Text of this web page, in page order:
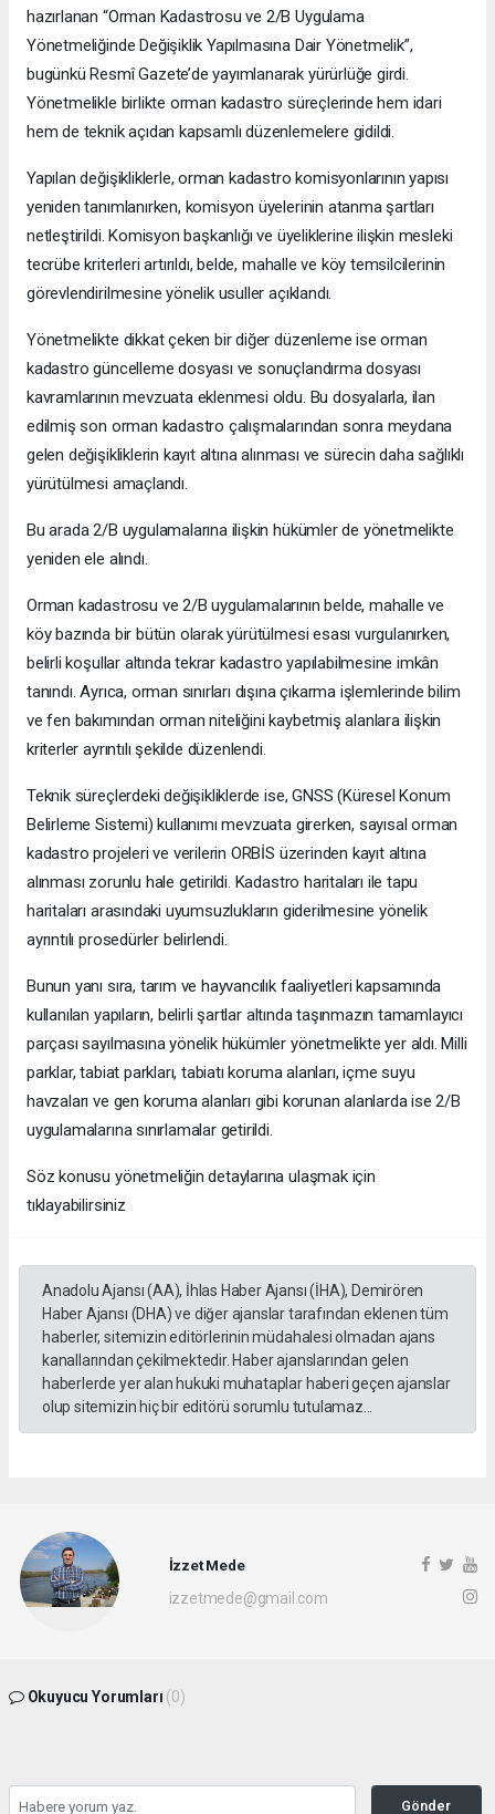
hazırlanan “Orman Kadastrosu ve 2/B Uygulama
Yönetmeliğinde Değişiklik Yapılmasına Dair Yönetmelik”,
bugünkü Resmî Gazete’de yayımlanarak yürürlüğe girdi.
Yönetmelikle birlikte orman kadastro süreçlerinde hem idari
hem de teknik açıdan kapsamlı düzenlemelere gidildi.
Yapılan değişikliklerle, orman kadastro komisyonlarının yapısı
yeniden tanımlanırken, komisyon üyelerinin atanma şartları
netleştirildi. Komisyon başkanlığı ve üyeliklerine ilişkin mesleki
tecrübe kriterleri artırıldı, belde, mahalle ve köy temsilcilerinin
görevlendirilmesine yönelik usuller açıklandı.
Yönetmelikte dikkat çeken bir diğer düzenleme ise orman
kadastro güncelleme dosyası ve sonuçlandırma dosyası
kavramlarının mevzuata eklenmesi oldu. Bu dosyalarla, ilan
edilmiş son orman kadastro çalışmalarından sonra meydana
gelen değişikliklerin kayıt altına alınması ve sürecin daha sağlıklı
yürütülmesi amaçlandı.
Bu arada 2/B uygulamalarına ilişkin hükümler de yönetmelikte
yeniden ele alındı.
Orman kadastrosu ve 2/B uygulamalarının belde, mahalle ve
köy bazında bir bütün olarak yürütülmesi esası vurgulanırken,
belirli koşullar altında tekrar kadastro yapılabilmesine imkân
tanındı. Ayrıca, orman sınırları dışına çıkarma işlemlerinde bilim
ve fen bakımından orman niteliğini kaybetmiş alanlara ilişkin
kriterler ayrıntılı şekilde düzenlendi.
Teknik süreçlerdeki değişikliklerde ise, GNSS (Küresel Konum
Belirleme Sistemi) kullanımı mevzuata girerken, sayısal orman
kadastro projeleri ve verilerin ORBİS üzerinden kayıt altına
alınması zorunlu hale getirildi. Kadastro haritaları ile tapu
haritaları arasındaki uyumsuzlukların giderilmesine yönelik
ayrıntılı prosedürler belirlendi.
Bunun yanı sıra, tarım ve hayvancılık faaliyetleri kapsamında
kullanılan yapıların, belirli şartlar altında taşınmazın tamamlayıcı
parçası sayılmasına yönelik hükümler yönetmelikte yer aldı. Milli
parklar, tabiat parkları, tabiatı koruma alanları, içme suyu
havzaları ve gen koruma alanları gibi korunan alanlarda ise 2/B
uygulamalarına sınırlamalar getirildi.
Söz konusu yönetmeliğin detaylarına ulaşmak için
tıklayabilirsiniz
Anadolu Ajansı (AA), İhlas Haber Ajansı (İHA), Demirören
Haber Ajansı (DHA) ve diğer ajanslar tarafından eklenen tüm
haberler, sitemizin editörlerinin müdahalesi olmadan ajans
kanallarından çekilmektedir. Haber ajanslarından gelen
haberlerde yer alan hukuki muhataplar haberi geçen ajanslar
olup sitemizin hiç bir editörü sorumlu tutulamaz...
İzzet Mede
izzetmede@gmail.com
Okuyucu Yorumları (0)
Gönder